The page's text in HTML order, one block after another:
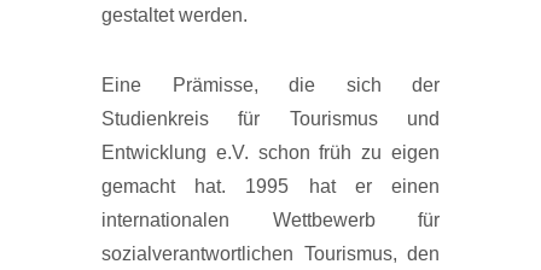
gestaltet werden.
Eine Prämisse, die sich der
Studienkreis für Tourismus und
Entwicklung e.V. schon früh zu eigen
gemacht hat. 1995 hat er einen
internationalen Wettbewerb für
sozialverantwortlichen Tourismus, den